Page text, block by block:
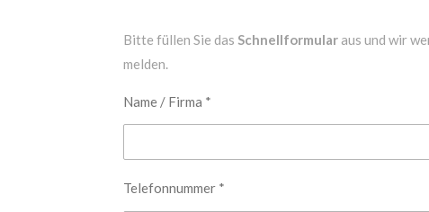
Bitte füllen Sie das Schnellformular aus und wir
melden.
Name / Firma *
Telefonnummer *